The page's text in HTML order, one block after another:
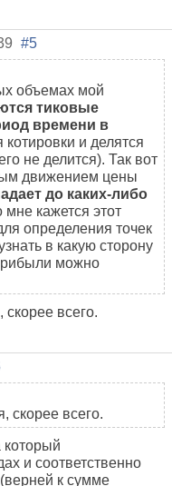
#5
объемах мой
тиковые
времени в
и делятся
не делится). Так вот
движением цены
до каких-либо
мне кажется этот
определения точек
в какую сторону
можно
скорее всего.
скорее всего.
который
и соответственно
к сумме